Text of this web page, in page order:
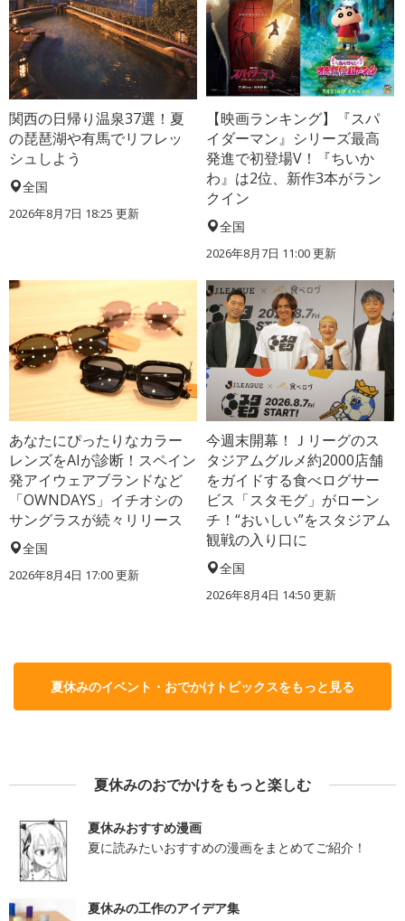
関西の日帰り温泉37選！夏
の琵琶湖や有馬でリフレッ
シュしよう
全国
2026年8月7日 18:25 更新
【映画ランキング】『スパ
イダーマン』シリーズ最高
発進で初登場V！『ちいか
わ』は2位、新作3本がラン
クイン
全国
2026年8月7日 11:00更新
あなたにぴったりなカラー
レンズをAIが診断！スペイン
発アイウェアブランドなど
「OWNDAYS」イチオシの
サングラスが続々リリース
全国
2026年8月4日 17:00更新
今週末開幕！Ｊリーグのス
タジアムグルメ約2000店舗
をガイドする食べログサー
ビス「スタモグ」がローン
チ！“おいしい”をスタジアム
観戦の入り口に
全国
2026年8月4日 14:50更新
夏休みのイベント・おでかけトピックスをもっと見る
夏休みのおでかけをもっと楽しむ
夏休みおすすめ漫画
夏に読みたいおすすめの漫画をまとめてご紹介！
夏休みの工作のアイデア集